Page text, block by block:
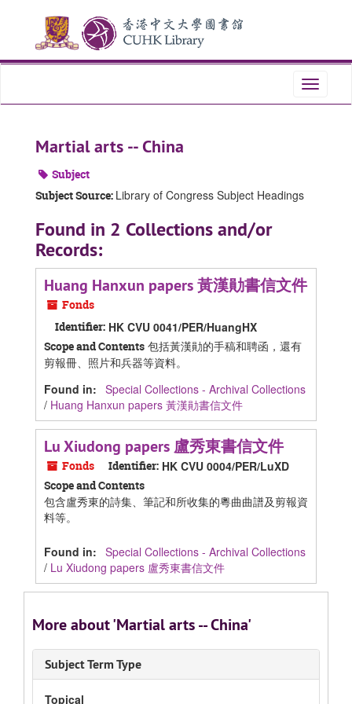
content
Toggle
Martial arts -- China
Subject
Subject Source: Library of Congress Subject Headings
Found in 2 Collections and/or
Records:
Huang Hanxun papers 黃漢勛書信文件
Fonds
Identifier: HK CVU 0041/PER/HuangHX
Scope and Contents 包括黃漢勛的手稿和聘函，還有
剪報冊、照片和兵器等資料。
Found in: Special Collections - Archival Collections
/ Huang Hanxun papers 黃漢勛書信文件
Lu Xiudong papers 盧秀東書信文件
Fonds Identifier: HK CVU 0004/PER/LuXD
Scope and Contents
包含盧秀東的詩集、筆記和所收集的粵曲曲譜及剪報資
料等。
Found in: Special Collections - Archival Collections
/ Lu Xiudong papers 盧秀東書信文件
More about 'Martial arts -- China'
Subject Term Type
Topical